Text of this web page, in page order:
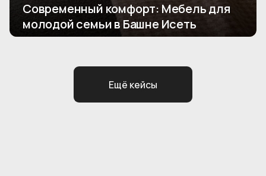
Современный комфорт: Мебель для
молодой семьи в Башне Исеть
Ещё кейсы